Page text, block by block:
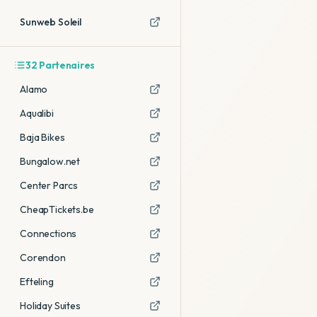
Sunweb Soleil
32 Partenaires
Alamo
Aqualibi
Baja Bikes
Bungalow.net
Center Parcs
CheapTickets.be
Connections
Corendon
Efteling
Holiday Suites